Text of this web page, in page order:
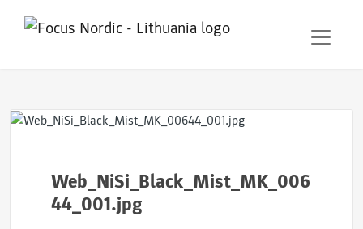
Web_NiSi_Black_Mist_MK_006
44_001.jpg